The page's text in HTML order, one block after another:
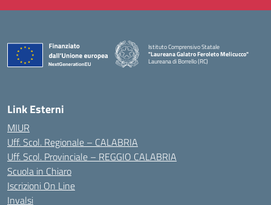
Istituto Comprensivo Statale
"Laureana Galatro Feroleto Melicucco"
Laureana di Borrello (RC)
Link Esterni
MIUR
Uff. Scol. Regionale – CALABRIA
Uff. Scol. Provinciale – REGGIO CALABRIA
Scuola in Chiaro
Iscrizioni On Line
Invalsi